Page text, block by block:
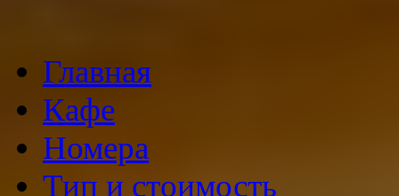
Главная
Кафе
Номера
Тип и стоимость